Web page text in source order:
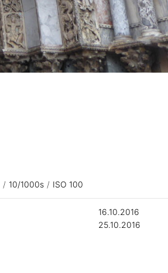
/ 10/1000s / ISO 100
16.10.2016
25.10.2016